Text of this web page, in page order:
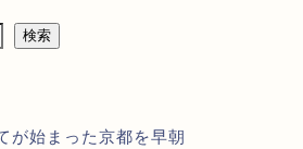
検索
が始まった京都を早朝